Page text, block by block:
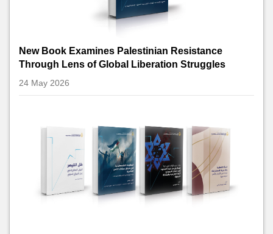
New Book Examines Palestinian Resistance
Through Lens of Global Liberation Struggles
24 May 2026